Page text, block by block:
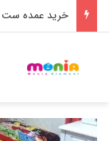
خرید عمده ست